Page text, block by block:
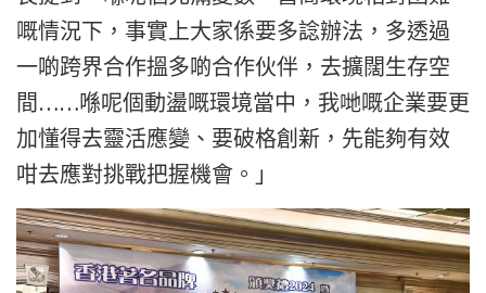
嘅情況下，事實上大家係要多諗辦法，多透過
一啲跨界合作搵多啲合作伙伴，去擴闊生存空
間……喺呢個動盪嘅環境當中，我哋嘅企業要更
加懂得去靈活應變、要破格創新，先能夠有效
咁去應對挑戰把握機會。」